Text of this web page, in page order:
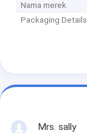
Nama merek
Packaging Details
Mrs. sally